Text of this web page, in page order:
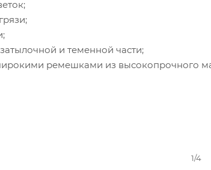
и теменной части;
ремешками из высокопрочного
1/4